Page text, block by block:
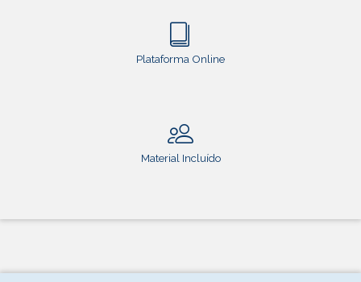
Plataforma Online
Material Incluído